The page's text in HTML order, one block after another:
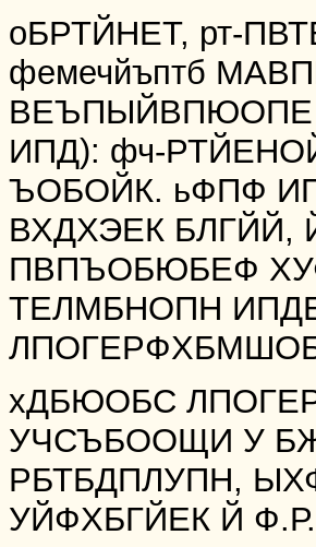
оБРТЙНЕТ, рт-
фемечйъптб
ВЕЪПЫЙВПЮОПЕ
ИПД): фч-
ЪОБОЙК. ьФПФ
ВХДХЭЕК
ПВПЪОБЮБЕФ
ТЕЛМБНОПН
хДБЮОБС
УЧСЪБООЩИ У
РБТБДПЛУПН,
УЙФХБГЙЕК Й Ф.Р.